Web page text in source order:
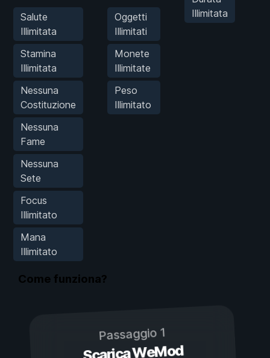
Salute
Illimitata
Stamina
Illimitata
Nessuna
Costituzione
Nessuna
Fame
Nessuna
Sete
Focus
Illimitato
Mana
Illimitato
Oggetti
Illimitati
Monete
Illimitate
Peso
Illimitato
Illimitata
Come funziona?
Passaggio 1
Scarica WeMod